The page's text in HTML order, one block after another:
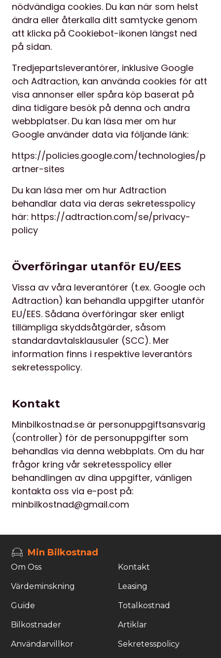
nödvändiga cookies. Du kan när som helst
ändra eller återkalla ditt samtycke genom
att klicka på Cookiebot-ikonen längst ned
på sidan.
Tredjepartsleverantörer, inklusive Google
och Adtraction, kan använda cookies för att
visa annonser eller spåra köp baserat på
dina tidigare besök på denna och andra
webbplatser. Du kan läsa mer om hur
Google använder data via följande länk:
https://policies.google.com/technologies/p
artner-sites
Du kan läsa mer om hur Adtraction
behandlar data via deras sekretesspolicy
här: https://adtraction.com/se/privacy-
policy
Överföringar utanför EU/EES
Vissa av våra leverantörer (t.ex. Google och
Adtraction) kan behandla uppgifter utanför
EU/EES. Sådana överföringar sker enligt
tillämpliga skyddsåtgärder, såsom
standardavtalsklausuler (SCC). Mer
information finns i respektive leverantörs
sekretesspolicy.
Kontakt
Minbilkostnad.se är personuppgiftsansvarig
(controller) för de personuppgifter som
behandlas via denna webbplats. Om du har
frågor kring vår sekretesspolicy eller
behandlingen av dina uppgifter, vänligen
kontakta oss via e-post på:
minbilkostnad@gmail.com
Min Bilkostnad
Om Oss Kontakt
Värdeminskning Leasing
Guide Totalkostnad
Bilkostnader Artiklar
Användarvillkor Sekretesspolicy